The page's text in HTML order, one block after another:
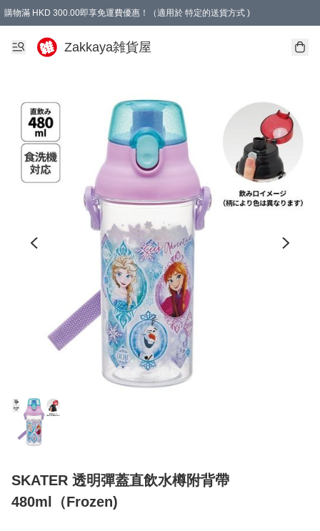
購物滿 HKD 300.00即享免運費優惠！（適用於 特定的送貨方式 )
Zakkaya雑貨屋
SKATER 透明彈蓋直飲水樽附背帶
480ml（Frozen)